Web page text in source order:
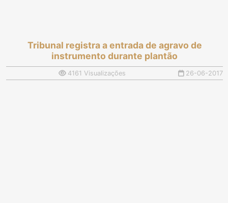
Tribunal registra a entrada de agravo de
instrumento durante plantão
4161 Visualizações 26-06-2017